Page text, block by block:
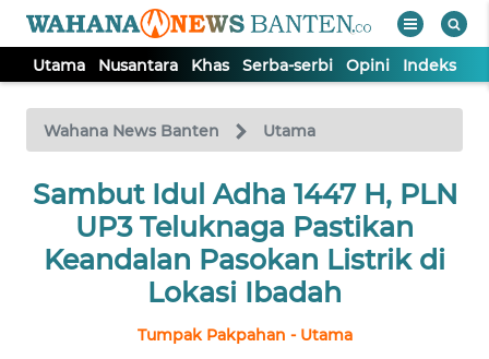
Utama Nusantara Khas Serba-serbi Opini Indeks
Wahana News Banten Utama
Sambut Idul Adha 1447 H, PLN
UP3 Teluknaga Pastikan
Keandalan Pasokan Listrik di
Lokasi Ibadah
Tumpak Pakpahan - Utama
TV
Tutup
UTAMA
NUSANTARA